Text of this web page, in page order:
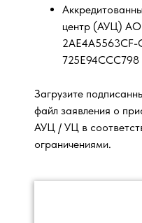
центр (АУЦ) АО
2AE4A5563CF-
725E94CCC798
Загрузите
файл заявления о
АУЦ / УЦ в
ограничениями.